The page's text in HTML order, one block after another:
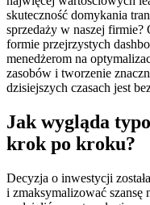
skuteczność domykania
sprzedaży w naszej firmie?
formie przejrzystych
menedżerom na
zasobów i tworzenie
dzisiejszych czasach jest
Jak wygląda
krok po kroku?
Decyzja o inwestycji
i zmaksymalizować szansę